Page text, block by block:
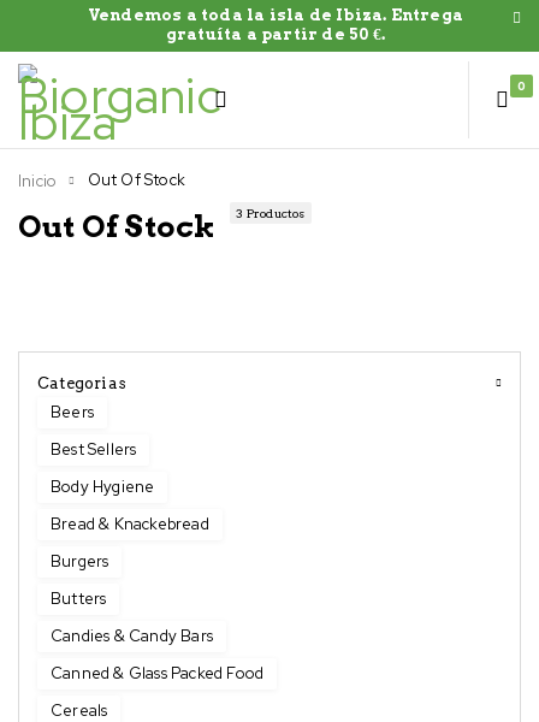
Vendemos a toda la isla de Ibiza. Entrega
gratuíta a partir de 50 €.
0
Out Of Stock 3 Productos
Inicio Out Of Stock
Categorias
Beers
Best Sellers
Body Hygiene
Bread & Knackebread
Burgers
Butters
Candies & Candy Bars
Canned & Glass Packed Food
Cereals